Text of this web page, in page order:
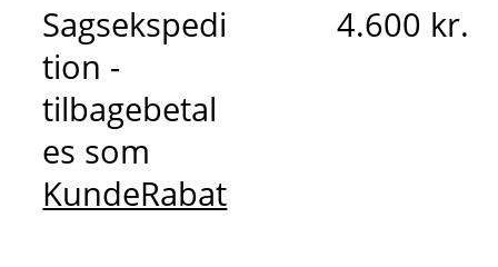
Sagsekspedi
tion -
tilbagebetal
es som
KundeRabat
4.600 kr.